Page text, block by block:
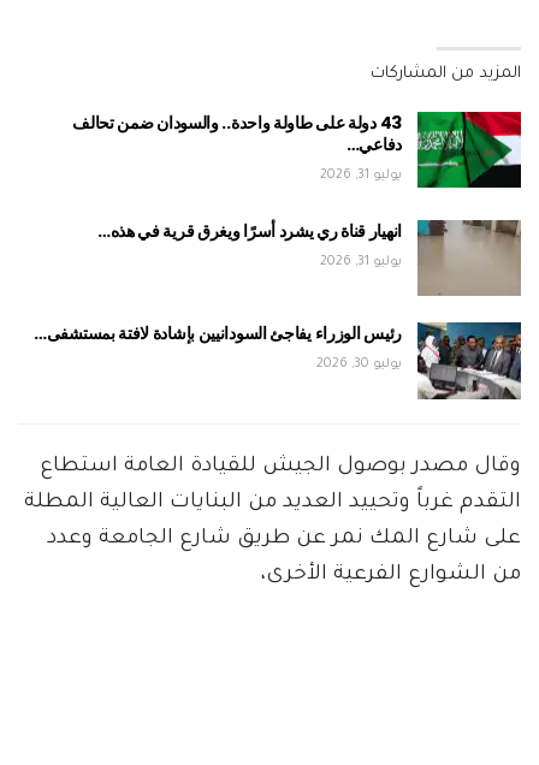
المزيد من المشاركات
43 دولة على طاولة واحدة.. والسودان ضمن تحالف
دفاعي…
يوليو 31, 2026
انهيار قناة ري يشرد أسرًا ويغرق قرية في هذه…
يوليو 31, 2026
رئيس الوزراء يفاجئ السودانيين بإشادة لافتة بمستشفى…
يوليو 30, 2026
وقال مصدر بوصول الجيش للقيادة العامة استطاع
التقدم غرباً وتحييد العديد من البنايات العالية المطلة
على شارع المك نمر عن طريق شارع الجامعة وعدد
من الشوارع الفرعية الأخرى،